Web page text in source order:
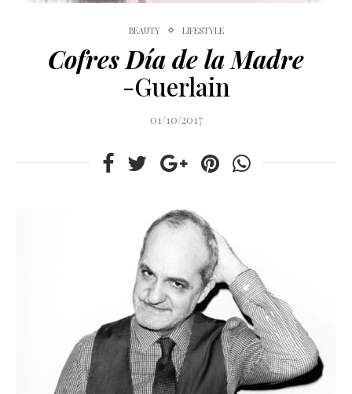
BEAUTY LIFESTYLE
Cofres Día de la Madre
-Guerlain
01/10/2017